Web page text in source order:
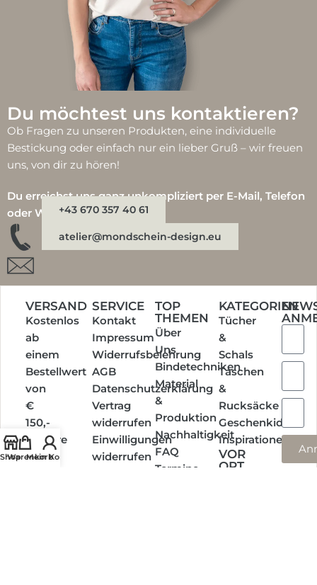
Du möchtest uns kontaktieren?
Ob Fragen zu unseren Produkten, eine individuelle
Bestickung oder einfach nur ein lieber Gruß – wir freuen
uns, von dir zu hören!
Du erreichst uns ganz unkompliziert per E-Mail, Telefon
oder WhatsApp:+43 670 357 40 61
atelier@mondschein-design.eu
VERSAND
Kostenlos
ab
einem
Bestellwert
von
€
150,-
Weitere
Infos
SERVICE
Kontakt
Impressum
Widerrufsbelehrung
AGB
Datenschutzerklärung
Vertrag
widerrufen
Einwilligungen
widerrufen
TOP
THEMEN
Über
Uns
Bindetechniken
Material
&
Produktion
Nachhaltigkeit
FAQ
Termine
KATEGORIEN
Tücher
&
Schals
Taschen
&
Rucksäcke
Geschenkideen
Inspirationen
VOR
ORT
Shop
Warenkorb
Mein Konto